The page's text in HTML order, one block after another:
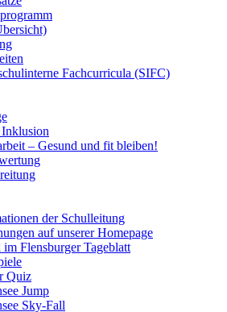
Fachcurricula (SIFC)
– Gesund und fit bleiben!
der Schulleitung
auf unserer Homepage
im Flensburger Tageblatt
Quiz
Jump
Sky-Fall